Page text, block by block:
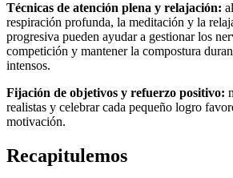
Técnicas de atención plena y relajación:
respiración profunda, la meditación y la
progresiva pueden ayudar a gestionar los
competición y mantener la compostura
intensos.
Fijación de objetivos y refuerzo positivo:
realistas y celebrar cada pequeño logro
motivación.
Recapitulemos